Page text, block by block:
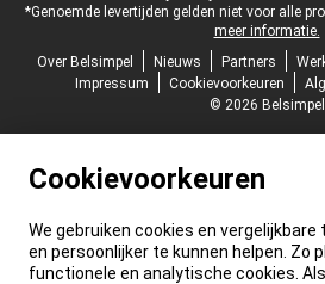
*Genoemde levertijden gelden niet voor alle
meer informatie.
Over Belsimpel
Nieuws Partners
Impressum
Cookievoorkeuren
© 2026 Belsimpel
Cookievoorkeuren
We gebruiken cookies en
en persoonlijker te kunnen helpen. Zo
functionele en analytische cookies. Als